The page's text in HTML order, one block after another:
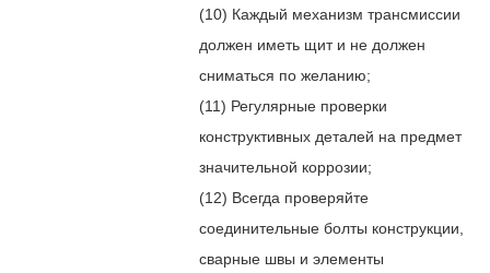
(10) Каждый механизм трансмиссии
должен иметь щит и не должен
сниматься по желанию;
(11) Регулярные проверки
конструктивных деталей на предмет
значительной коррозии;
(12) Всегда проверяйте
соединительные болты конструкции,
сварные швы и элементы